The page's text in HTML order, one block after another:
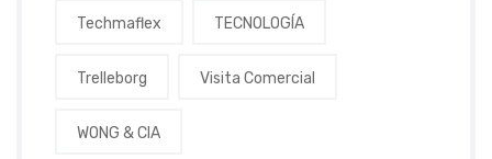
Techmaflex TECNOLOGÍA
Trelleborg Visita Comercial
WONG & CIA